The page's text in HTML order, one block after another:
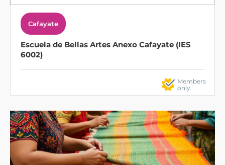
Cafayate
Escuela de Bellas Artes Anexo Cafayate (IES
6002)
Members
only